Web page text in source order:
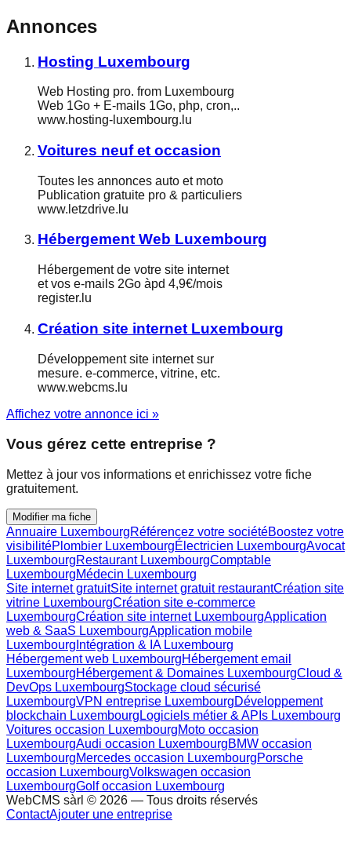
Annonces
Hosting Luxembourg
Web Hosting pro. from Luxembourg
Web 1Go + E-mails 1Go, php, cron,..
www.hosting-luxembourg.lu
Voitures neuf et occasion
Toutes les annonces auto et moto
Publication gratuite pro & particuliers
www.letzdrive.lu
Hébergement Web Luxembourg
Hébergement de votre site internet
et vos e-mails 2Go àpd 4,9€/mois
register.lu
Création site internet Luxembourg
Développement site internet sur
mesure. e-commerce, vitrine, etc.
www.webcms.lu
Affichez votre annonce ici »
Vous gérez cette entreprise ?
Mettez à jour vos informations et enrichissez votre fiche
gratuitement.
Modifier ma fiche
Annuaire LuxembourgRéférencez votre sociétéBoostez votre
visibilitéPlombier LuxembourgÉlectricien LuxembourgAvocat
LuxembourgRestaurant LuxembourgComptable
LuxembourgMédecin Luxembourg
Site internet gratuitSite internet gratuit restaurantCréation site
vitrine LuxembourgCréation site e-commerce
LuxembourgCréation site internet LuxembourgApplication
web & SaaS LuxembourgApplication mobile
Luxembourg Intégration & IA Luxembourg
Hébergement web LuxembourgHébergement email
LuxembourgHébergement & Domaines LuxembourgCloud &
DevOps LuxembourgStockage cloud sécurisé
LuxembourgVPN entreprise LuxembourgDéveloppement
blockchain Luxembourg Logiciels métier & APIs Luxembourg
Voitures occasion LuxembourgMoto occasion
LuxembourgAudi occasion LuxembourgBMW occasion
LuxembourgMercedes occasion LuxembourgPorsche
occasion LuxembourgVolkswagen occasion
LuxembourgGolf occasion Luxembourg
WebCMS sàrl © 2026 — Tous droits réservés
ContactAjouter une entreprise